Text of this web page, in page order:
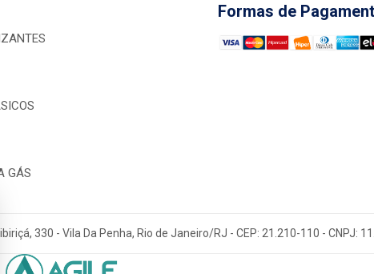
GÁS
Formas de
330 - Vila Da Penha, Rio de Janeiro/RJ - CEP: 21.210-110 - CNPJ: